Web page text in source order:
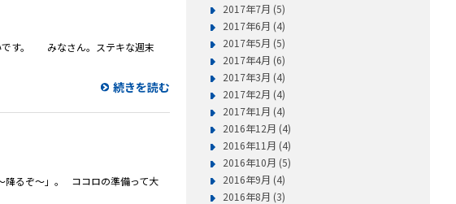
です。 みなさん。ステキな週末
続きを読む
降るぞ～」。 ココロの準備って大
2017年7月 (5)
2017年6月 (4)
2017年5月 (5)
2017年4月 (6)
2017年3月 (4)
2017年2月 (4)
2017年1月 (4)
2016年12月 (4)
2016年11月 (4)
2016年10月 (5)
2016年9月 (4)
2016年8月 (3)